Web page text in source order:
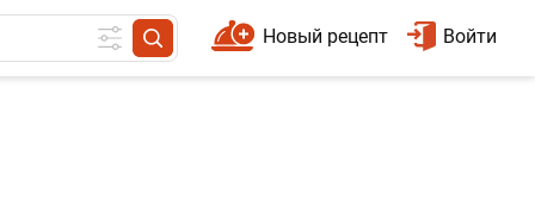
Войти
Новый рецепт